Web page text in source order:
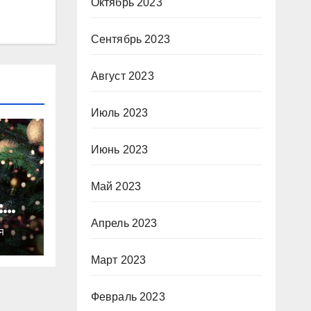
Октябрь 2023
Сентябрь 2023
Август 2023
Июль 2023
Июнь 2023
Май 2023
Апрель 2023
Март 2023
Февраль 2023